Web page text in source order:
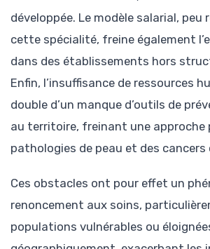
développée. Le modèle salarial, peu
cette spécialité, freine également
dans des établissements hors
Enfin, l’insuffisance de ressources
double d’un manque d’outils de
au territoire, freinant une approche
pathologies de peau et des cancers
Ces obstacles ont pour effet un
renoncement aux soins,
populations vulnérables ou